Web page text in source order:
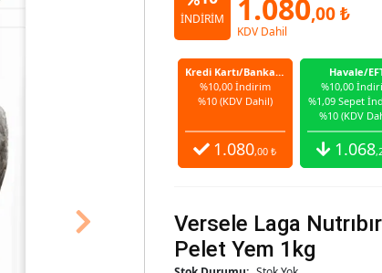
Next
İNDİRİM 1.080,00 ₺
KDV Dahil
Kredi Kartı/Banka Kartı
%10,00 İndirim
%10 (KDV Dahil)
1.080,00 ₺
Havale/
%10,00
%1,09 Sepet
%10 (KDV
1.068
Versele Laga
Pelet Yem 1kg